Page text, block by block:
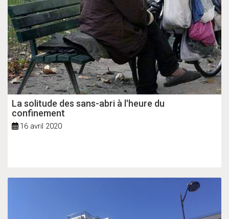
La solitude des sans-abri à l'heure du
confinement
16 avril 2020